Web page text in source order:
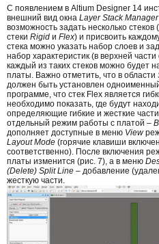
С появлением в Altium Designer 14
внешний вид окна Layer Stack Manager
возможность задать несколько
стеки Rigid и Flex) и присвоить
стека можно указать набор слоев и
набор характеристик (в верхней части
каждый из таких стеков можно будет
платы. Важно отметить, что в области
должен быть установлен
программе, что стек Flex является
необходимо показать, где будут
определяющие гибкие и жесткие
отдельный режим работы с платой –
дополняет доступные в меню View
Layout Mode (горячие клавиши
соответственно). После включения
платы изменится (рис. 7), а в меню
(Delete) Split Line – добавление
жесткую части.